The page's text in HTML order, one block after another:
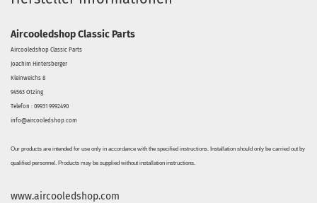
Aircooledshop Classic Parts
Aircooledshop Classic Parts
Joachim Hintersberger
Kleinweichs 8
94563 Otzing
Telefon : 09931 9992490
info@aircooledshop.com
Our products are intended for use only in accordance with the specified instructions. Installation should only be carried out by
qualified personnel. Products may be supplied without installation instructions.
www.aircooledshop.com